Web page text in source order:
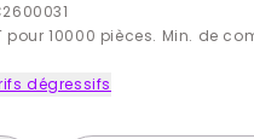
pour 10000 pièces. Min. de
dégressifs